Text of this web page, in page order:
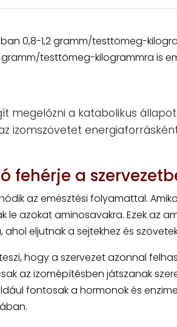
0,8-1,2 gramm/testtömeg-
testtömeg-kilogrammra is
megelőzni a katabolikus
izomszövetet
fehérje a
az emésztési folyamattal.
le azokat aminosavakra. Ezek az
eljutnak a sejtekhez és
hogy a szervezet azonnal
az izomépítésben játszanak
fontosak a hormonok és